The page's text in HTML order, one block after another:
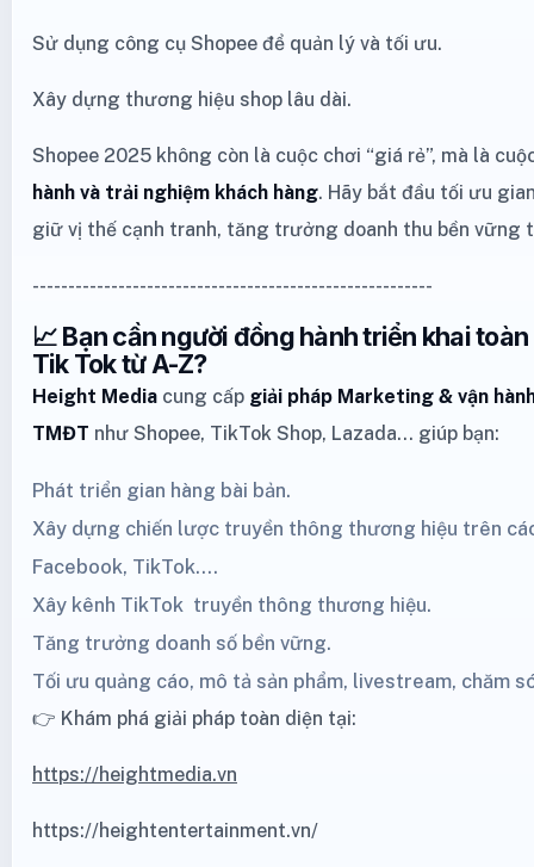
Sử dụng công cụ Shopee để quản lý và tối ưu.
Xây dựng thương hiệu shop lâu dài.
Shopee 2025 không còn là cuộc chơi “giá rẻ”, mà là
hành và trải nghiệm khách hàng. Hãy bắt đầu tối ưu
giữ vị thế cạnh tranh, tăng trưởng doanh thu bền vững
--------------------------------------------------------
📈 Bạn cần người đồng hành triển khai
Tik Tok từ A-Z?
Height Media cung cấp giải pháp Marketing & vận
TMĐT như Shopee, TikTok Shop, Lazada… giúp bạn:
Phát triển gian hàng bài bản.
Xây dựng chiến lược truyền thông thương hiệu trên
Facebook, TikTok....
Xây kênh TikTok truyền thông thương hiệu.
Tăng trưởng doanh số bền vững.
Tối ưu quảng cáo, mô tả sản phẩm, livestream, chăm
👉 Khám phá giải pháp toàn diện tại:
https://heightmedia.vn
https://heightentertainment.vn/